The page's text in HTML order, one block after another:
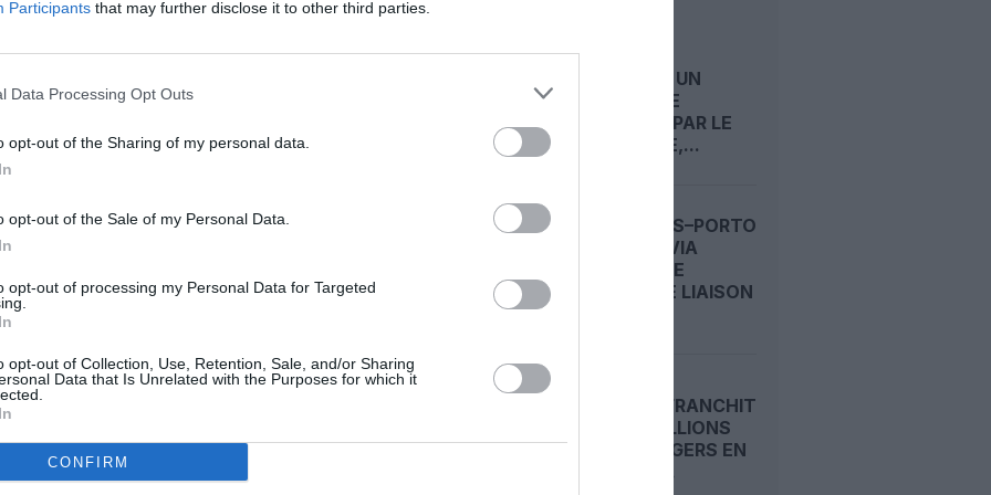
Participants that may further disclose it to other third parties.
Data Processing Opt Outs
opt-out of the Sharing of my personal data.
opt-out of the Sale of my Personal Data.
opt-out of processing my Personal Data for Targeted
opt-out of Collection, Use, Retention, Sale, and/or Sharing
Data that Is Unrelated with the Purposes for which it
CONFIRM
qui font leur travail
RÉPONDRE
UN COMMENTAIRE
AIRLINES : UN
SEMESTRE
PÉNALISÉ PAR LE
KÉROSÈNE,...
BRUXELLES–PORTO
: TRANSAVIA
OUVRE UNE
NOUVELLE LIAISON
RYANAIR FRANCHIT
LES 22 MILLIONS
DE PASSAGERS EN